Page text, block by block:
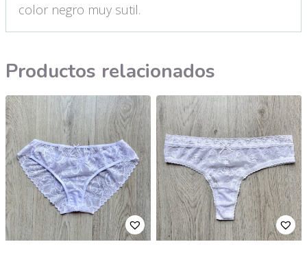
color negro muy sutil.
Productos relacionados